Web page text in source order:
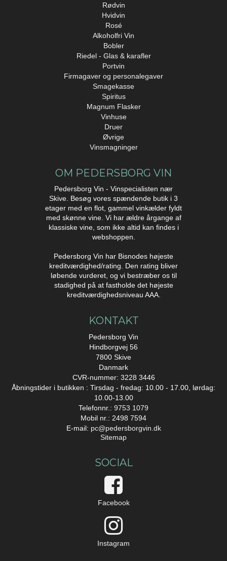
Rødvin
Hvidvin
Rosé
Alkoholfri Vin
Bobler
Riedel - Glas & karafler
Portvin
Firmagaver og personalegaver
Smagekasse
Spiritus
Magnum Flasker
Vinhuse
Druer
Øvrige
Vinsmagninger
OM PEDERSBORG VIN
Pedersborg Vin - Vinspecialisten nær
Skive. Besøg vores spændende butik i 3
etager med en flot, gammel vinkælder fyldt
med skønne vine. Vi har ældre årgange af
klassiske vine, som ikke altid kan findes i
webshoppen.
Pedersborg Vin har Bisnodes højeste
kreditværdighed/rating. Den rating bliver
løbende vurderet, og vi bestræber os til
stadighed på at fastholde det højeste
kreditværdighedsniveau AAA.
KONTAKT
Pedersborg Vin
Hindborgvej 56
7800 Skive
Danmark
CVR-nummer: 3228 3446
Åbningstider i butikken : Tirsdag - fredag: 10.00 - 17.00, lørdag:
10.00-13.00
Telefonnr.: 9753 1079
Mobil nr.: 2498 7594
E-mail: pc@pedersborgvin.dk
Sitemap
SOCIAL
Facebook
Instagram